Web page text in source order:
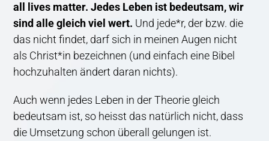
all lives matter. Jedes Leben ist bedeutsam, wir
sind alle gleich viel wert. Und jede*r, der bzw. die
das nicht findet, darf sich in meinen Augen nicht
als Christ*in bezeichnen (und einfach eine Bibel
hochzuhalten ändert daran nichts).
Auch wenn jedes Leben in der Theorie gleich
bedeutsam ist, so heisst das natürlich nicht, dass
die Umsetzung schon überall gelungen ist.